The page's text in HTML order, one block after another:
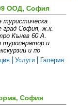
ООД, София
туристическа
град София, ж.к.
Кънев 60 А.
туроператор и
и по
Услуги Галерия
София